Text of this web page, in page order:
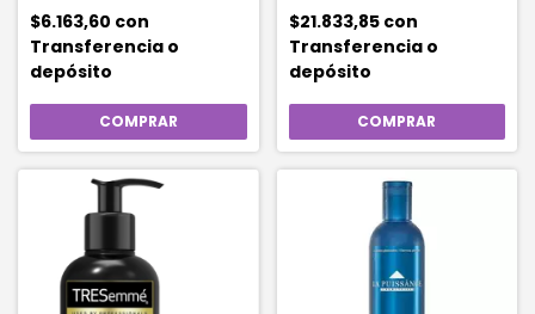
$6.163,60 con
Transferencia o
depósito
$21.833,85 con
Transferencia o
depósito